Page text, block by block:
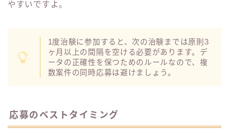
やすいですよ。
1度治験に参加すると、次の治験までは原則3
ヶ月以上の間隔を空ける必要があります。デ
ータの正確性を保つためのルールなので、複
数案件の同時応募は避けましょう。
応募のベストタイミング